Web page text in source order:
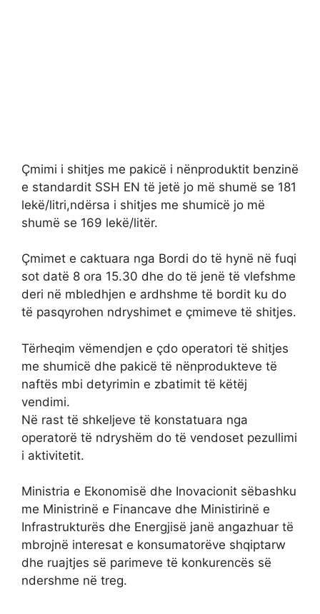
Çmimi i shitjes me pakicë i nënproduktit benzinë
e standardit SSH EN të jetë jo më shumë se 181
lekë/litri,ndërsa i shitjes me shumicë jo më
shumë se 169 lekë/litër.
Çmimet e caktuara nga Bordi do të hynë në fuqi
sot datë 8 ora 15.30 dhe do të jenë të vlefshme
deri në mbledhjen e ardhshme të bordit ku do
të pasqyrohen ndryshimet e çmimeve të shitjes.
Tërheqim vëmendjen e çdo operatori të shitjes
me shumicë dhe pakicë të nënprodukteve të
naftës mbi detyrimin e zbatimit të këtëj
vendimi.
Në rast të shkeljeve të konstatuara nga
operatorë të ndryshëm do të vendoset pezullimi
i aktivitetit.
Ministria e Ekonomisë dhe Inovacionit sëbashku
me Ministrinë e Financave dhe Ministirinë e
Infrastrukturës dhe Energjisë janë angazhuar të
mbrojnë interesat e konsumatorëve shqiptarw
dhe ruajtjes së parimeve të konkurencës së
ndershme në treg.